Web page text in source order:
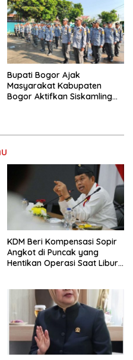
Bupati Bogor Ajak
Masyarakat Kabupaten
Bogor Aktifkan Siskamling
KDM Beri Kompensasi Sopir
Angkot di Puncak yang
Hentikan Operasi Saat Libur